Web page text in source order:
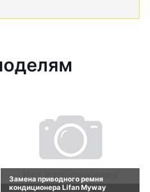
Замена приводного ремня
кондиционера Lifan Myway